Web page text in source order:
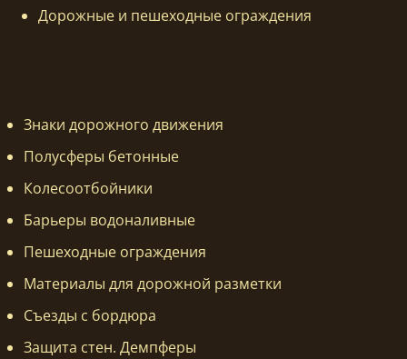
Дорожные и пешеходные ограждения
Знаки дорожного движения
Полусферы бетонные
Колесоотбойники
Барьеры водоналивные
Пешеходные ограждения
Материалы для дорожной разметки
Съезды с бордюра
Защита стен. Демпферы